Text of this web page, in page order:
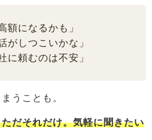
額になるかも」
がしつこいかな」
に頼むのは不安」
うことも。
だそれだけ。気軽に聞きたい